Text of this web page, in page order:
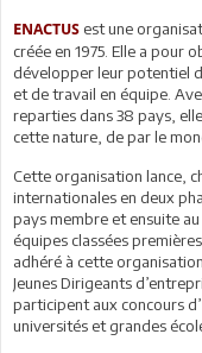
ENACTUS est une
créée en 1975. Elle a pour
développer leur potentiel
et de travail en équipe.
reparties dans 38 pays,
cette nature, de par le
Cette organisation lance,
internationales en deux
pays membre et ensuite
équipes classées
adhéré à cette
Jeunes Dirigeants
participent aux concours
universités et grandes